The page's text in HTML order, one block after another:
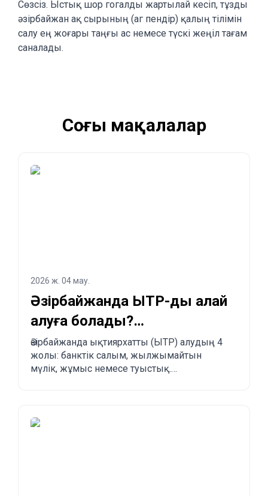
Сөзсіз. Ыстық шор гогалды жартылай кесіп, тұзды
әзірбайжан ақ сырының (аг пендір) қалың тілімін
салу ең жоғары таңғы ас немесе түскі жеңіл тағам
саналады.
Соңғы мақалалар
2026 ж. 04 мау.
Әзірбайжанда ЫТР-ды қалай
алуға болады?
Заңдастырудың 4 жолы
Әзірбайжанда ықтиярхатты (ЫТР) алудың 4
жолы: банктік салым, жылжымайтын
мүлік, жұмыс немесе туыстық.